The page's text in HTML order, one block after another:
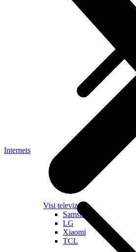
Visi televizori
Samsung
LG
Xiaomi
TCL
Internets